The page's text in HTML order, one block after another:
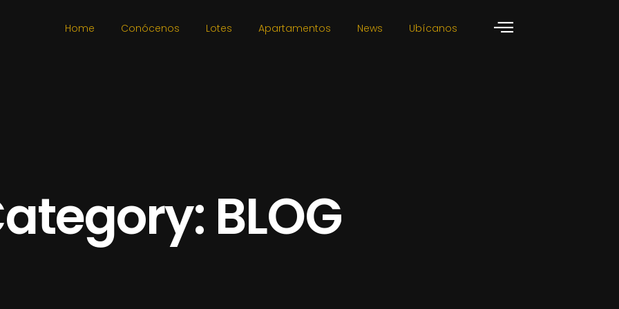
Home Conócenos Lotes Apartamentos News Ubícanos
BLOG